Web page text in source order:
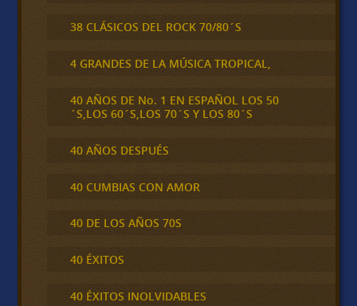
38 CLÁSICOS DEL ROCK 70/80´S
4 GRANDES DE LA MÚSICA TROPICAL,
40 AÑOS DE No. 1 EN ESPAÑOL LOS 50
´S,LOS 60´S,LOS 70´S Y LOS 80´S
40 AÑOS DESPUÉS
40 CUMBIAS CON AMOR
40 DE LOS AÑOS 70S
40 ÉXITOS
40 ÉXITOS INOLVIDABLES